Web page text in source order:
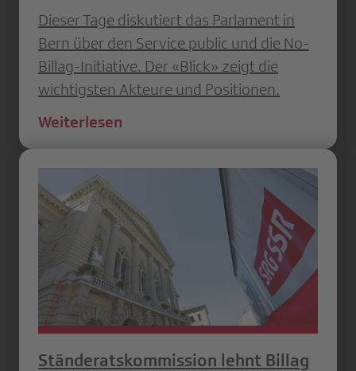
Dieser Tage diskutiert das Parlament in
Bern über den Service public und die No-
Billag-Initiative. Der «Blick» zeigt die
wichtigsten Akteure und Positionen.
Weiterlesen
Ständeratskommission lehnt Billag